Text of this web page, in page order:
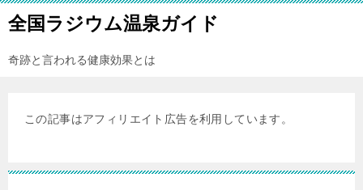
全国ラジウム温泉ガイド
奇跡と言われる健康効果とは
この記事はアフィリエイト広告を利用しています。